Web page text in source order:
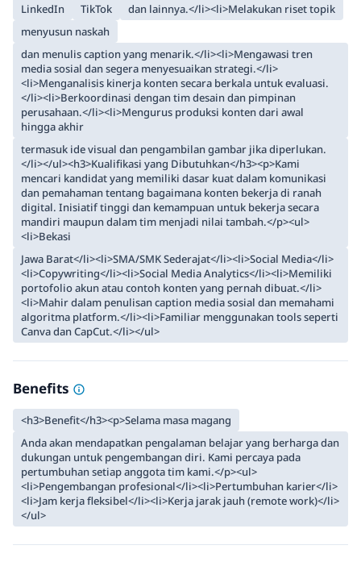
LinkedIn
TikTok
dan lainnya.</li><li>Melakukan riset topik
menyusun naskah
dan menulis caption yang menarik.</li><li>Mengawasi tren
media sosial dan segera menyesuaikan strategi.</li>
<li>Menganalisis kinerja konten secara berkala untuk evaluasi.
</li><li>Berkoordinasi dengan tim desain dan pimpinan
perusahaan.</li><li>Mengurus produksi konten dari awal
hingga akhir
termasuk ide visual dan pengambilan gambar jika diperlukan.
</li></ul><h3>Kualifikasi yang Dibutuhkan</h3><p>Kami
mencari kandidat yang memiliki dasar kuat dalam komunikasi
dan pemahaman tentang bagaimana konten bekerja di ranah
digital. Inisiatif tinggi dan kemampuan untuk bekerja secara
mandiri maupun dalam tim menjadi nilai tambah.</p><ul>
<li>Bekasi
Jawa Barat</li><li>SMA/SMK Sederajat</li><li>Social Media</li>
<li>Copywriting</li><li>Social Media Analytics</li><li>Memiliki
portofolio akun atau contoh konten yang pernah dibuat.</li>
<li>Mahir dalam penulisan caption media sosial dan memahami
algoritma platform.</li><li>Familiar menggunakan tools seperti
Canva dan CapCut.</li></ul>
Benefits
<h3>Benefit</h3><p>Selama masa magang
Anda akan mendapatkan pengalaman belajar yang berharga dan
dukungan untuk pengembangan diri. Kami percaya pada
pertumbuhan setiap anggota tim kami.</p><ul>
<li>Pengembangan profesional</li><li>Pertumbuhan karier</li>
<li>Jam kerja fleksibel</li><li>Kerja jarak jauh (remote work)</li>
</ul>